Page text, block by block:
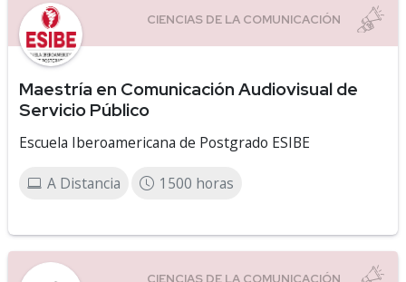
Maestría en Comunicación Audiovisual de
Servicio Público
Escuela Iberoamericana de Postgrado ESIBE
A Distancia 1500 horas